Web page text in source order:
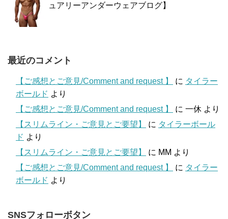
ュアリーアンダーウェアブログ】
最近のコメント
【ご感想とご意見/Comment and request 】 に タイラー
ボールド より
【ご感想とご意見/Comment and request 】
に 一休 より
【スリムライン・ご意見とご要望】
に タイラーボール
ド より
【スリムライン・ご意見とご要望】
に MM より
【ご感想とご意見/Comment and request 】
に タイラー
ボールド より
SNSフォローボタン